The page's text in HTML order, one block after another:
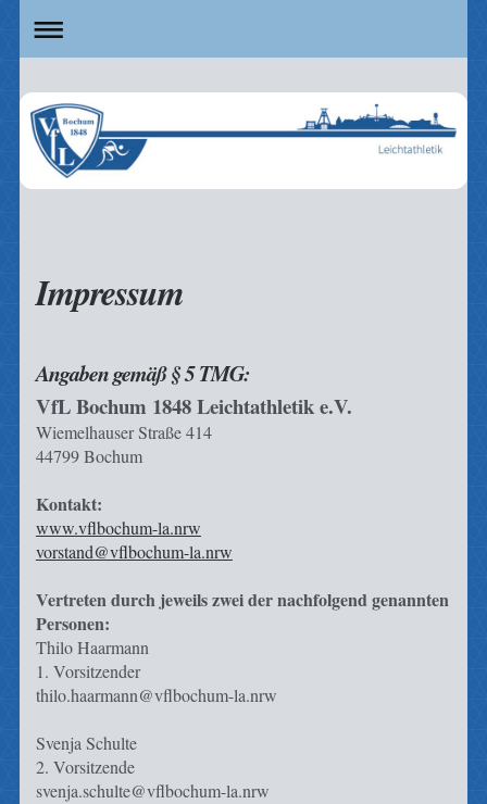
Impressum
Angaben gemäß § 5 TMG:
VfL Bochum 1848 Leichtathletik e.V.
Wiemelhauser Straße 414
44799 Bochum
Kontakt:
www.vflbochum-la.nrw
vorstand@vflbochum-la.nrw
Vertreten durch jeweils zwei der nachfolgend genannten
Personen:
Thilo Haarmann
1. Vorsitzender
thilo.haarmann@vflbochum-la.nrw
Svenja Schulte
2. Vorsitzende
svenja.schulte@vflbochum-la.nrw